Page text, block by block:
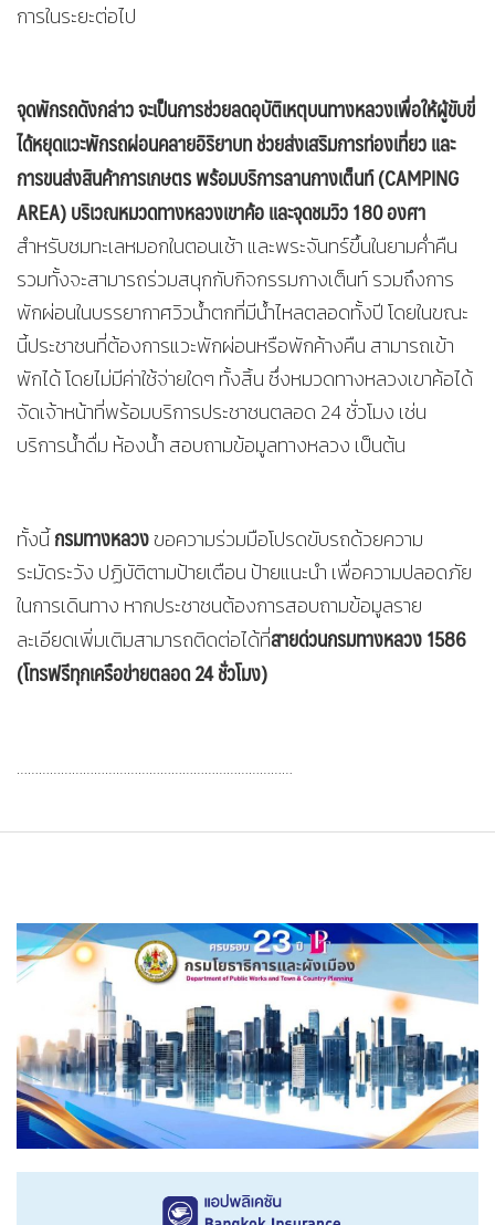
การในระยะต่อไป
จุดพักรถดังกล่าว จะเป็นการช่วยลดอุบัติเหตุบนทางหลวงเพื่อให้ผู้ขับขี่
ได้หยุดแวะพักรถผ่อนคลายอิริยาบท ช่วยส่งเสริมการท่องเที่ยว และ
การขนส่งสินค้าการเกษตร พร้อมบริการลานกางเต็นท์ (CAMPING
AREA)บริเวณหมวดทางหลวงเขาค้อ และจุดชมวิว 180 องศา
สำหรับชมทะเลหมอกในตอนเช้า และพระจันทร์ขึ้นในยามค่ำคืน
รวมทั้งจะสามารถร่วมสนุกกับกิจกรรมกางเต็นท์ รวมถึงการ
พักผ่อนในบรรยากาศวิวน้ำตกที่มีน้ำไหลตลอดทั้งปี โดยในขณะ
นี้ประชาชนที่ต้องการแวะพักผ่อนหรือพักค้างคืน สามารถเข้า
พักได้ โดยไม่มีค่าใช้จ่ายใดๆ ทั้งสิ้น ซึ่งหมวดทางหลวงเขาค้อได้
จัดเจ้าหน้าที่พร้อมบริการประชาชนตลอด 24 ชั่วโมง เช่น
บริการน้ำดื่ม ห้องน้ำ สอบถามข้อมูลทางหลวง เป็นต้น
ทั้งนี้กรมทางหลวงขอความร่วมมือโปรดขับรถด้วยความ
ระมัดระวัง ปฏิบัติตามป้ายเตือน ป้ายแนะนำ เพื่อความปลอดภัย
ในการเดินทาง หากประชาชนต้องการสอบถามข้อมูลราย
ละเอียดเพิ่มเติมสามารถติดต่อได้ที่สายด่วนกรมทางหลวง 1586
(โทรฟรีทุกเครือข่ายตลอด 24 ชั่วโมง)
…………………………………………………………………